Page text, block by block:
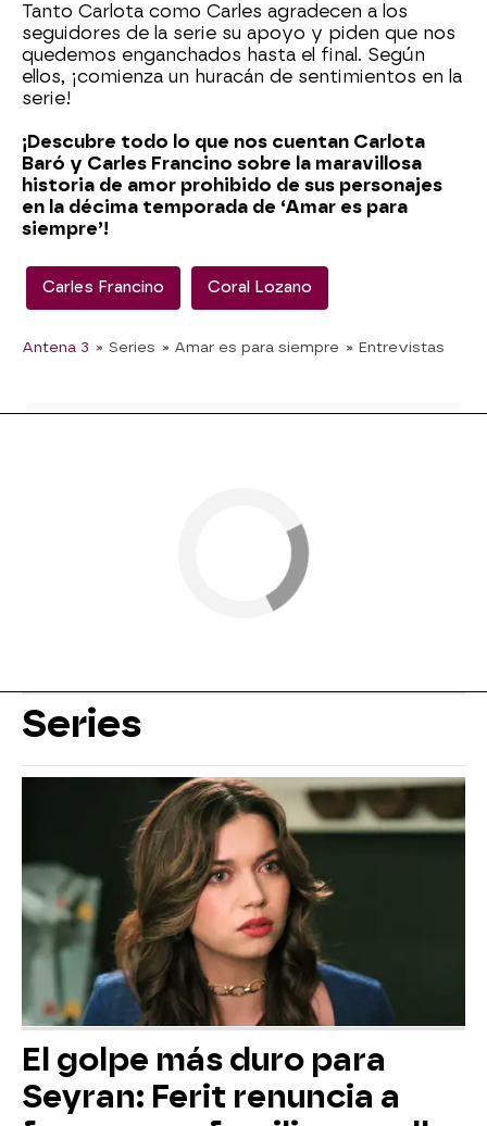
Tanto Carlota como Carles agradecen a los
seguidores de la serie su apoyo y piden que nos
quedemos enganchados hasta el final. Según
ellos, ¡comienza un huracán de sentimientos en la
serie!
¡Descubre todo lo que nos cuentan Carlota
Baró y Carles Francino sobre la maravillosa
historia de amor prohibido de sus personajes
en la décima temporada de ‘Amar es para
siempre’!
Carles Francino Coral Lozano
Antena 3 » Series » Amar es para siempre » Entrevistas
Series
El golpe más duro para
Seyran: Ferit renuncia a